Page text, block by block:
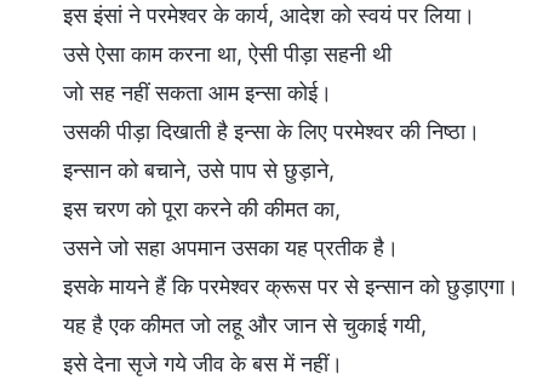
इस इंसां ने परमेश्वर के कार्य, आदेश को स्वयं पर लिया।
उसे ऐसा काम करना था, ऐसी पीड़ा सहनी थी
जो सह नहीं सकता आम इन्सा कोई।
उसकी पीड़ा दिखाती है इन्सा के लिए परमेश्वर की निष्ठा।
इन्सान को बचाने, उसे पाप से छुड़ाने,
इस चरण को पूरा करने की कीमत का,
उसने जो सहा अपमान उसका यह प्रतीक है।
इसके मायने हैं कि परमेश्वर क्रूस पर से इन्सान को छुड़ाएगा।
यह है एक कीमत जो लहू और जान से चुकाई गयी,
इसे देना सृजे गये जीव के बस में नहीं।